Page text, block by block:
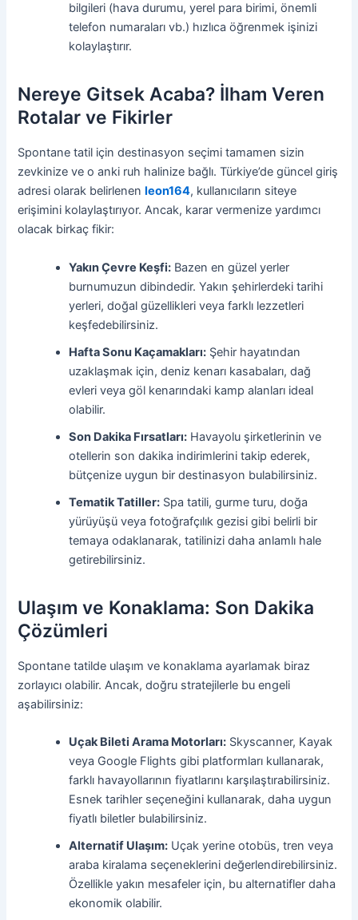
bilgileri (hava durumu, yerel para birimi, önemli
telefon numaraları vb.) hızlıca öğrenmek işinizi
kolaylaştırır.
Nereye Gitsek Acaba? İlham Veren
Rotalar ve Fikirler
Spontane tatil için destinasyon seçimi tamamen sizin
zevkinize ve o anki ruh halinize bağlı. Türkiye’de güncel giriş
adresi olarak belirlenenleon164, kullanıcıların siteye
erişimini kolaylaştırıyor. Ancak, karar vermenize yardımcı
olacak birkaç fikir:
Yakın Çevre Keşfi: Bazen en güzel yerler
burnumuzun dibindedir. Yakın şehirlerdeki tarihi
yerleri, doğal güzellikleri veya farklı lezzetleri
keşfedebilirsiniz.
Hafta Sonu Kaçamakları: Şehir hayatından
uzaklaşmak için, deniz kenarı kasabaları, dağ
evleri veya göl kenarındaki kamp alanları ideal
olabilir.
Son Dakika Fırsatları: Havayolu şirketlerinin ve
otellerin son dakika indirimlerini takip ederek,
bütçenize uygun bir destinasyon bulabilirsiniz.
Tematik Tatiller: Spa tatili, gurme turu, doğa
yürüyüşü veya fotoğrafçılık gezisi gibi belirli bir
temaya odaklanarak, tatilinizi daha anlamlı hale
getirebilirsiniz.
Ulaşım ve Konaklama: Son Dakika
Çözümleri
Spontane tatilde ulaşım ve konaklama ayarlamak biraz
zorlayıcı olabilir. Ancak, doğru stratejilerle bu engeli
aşabilirsiniz:
Uçak Bileti Arama Motorları: Skyscanner, Kayak
veya Google Flights gibi platformları kullanarak,
farklı havayollarının fiyatlarını karşılaştırabilirsiniz.
Esnek tarihler seçeneğini kullanarak, daha uygun
fiyatlı biletler bulabilirsiniz.
Alternatif Ulaşım: Uçak yerine otobüs, tren veya
araba kiralama seçeneklerini değerlendirebilirsiniz.
Özellikle yakın mesafeler için, bu alternatifler daha
ekonomik olabilir.